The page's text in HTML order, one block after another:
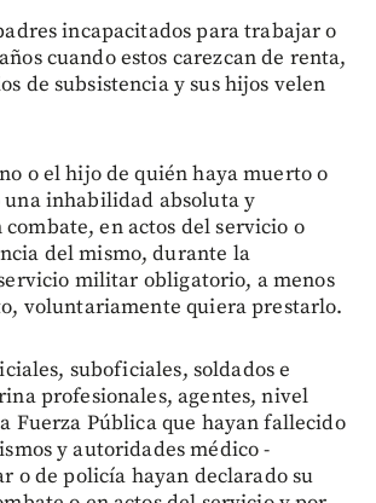
incapacitados para trabajar o
cuando estos carezcan de renta,
de subsistencia y sus hijos velen
o el hijo de quién haya muerto o
inhabilidad absoluta y
en actos del servicio o
del mismo, durante la
militar obligatorio, a menos
voluntariamente quiera prestarlo.
suboficiales, soldados e
profesionales, agentes, nivel
Fuerza Pública que hayan fallecido
y autoridades médico -
o de policía hayan declarado su